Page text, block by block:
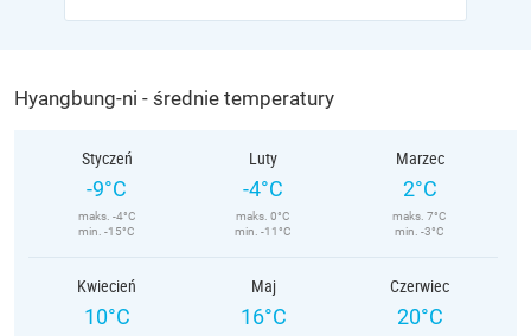
Hyangbung-ni - średnie temperatury
Styczeń
-9°C
maks. -4°C
min. -15°C
Luty
-4°C
maks. 0°C
min. -11°C
Marzec
2°C
maks. 7°C
min. -3°C
Kwiecień
10°C
Maj
16°C
Czerwiec
20°C